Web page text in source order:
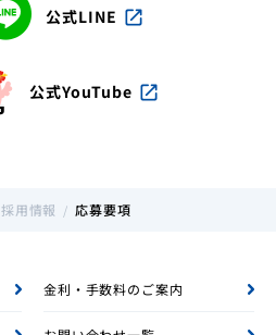
公式LINE open_in_new
公式YouTube open_in_new
採用情報 応募要項
金利・手数料のご案内